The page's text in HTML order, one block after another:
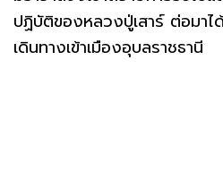
ปฏิบัติของหลวงปู่เสาร์ ต่อมา
เดินทางเข้าเมืองอุบลราชธานี